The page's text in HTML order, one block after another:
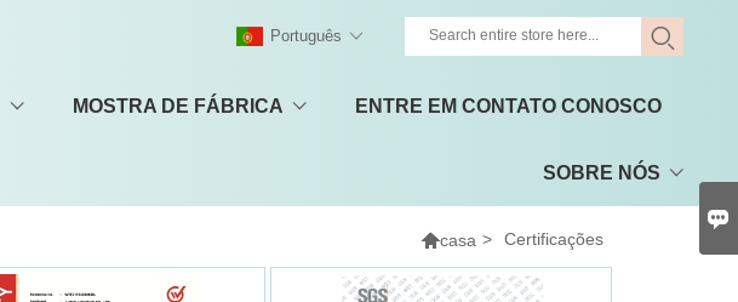
MOSTRA DE FÁBRICA ENTRE EM CONTATO CONOSCO
SOBRE NÓS
Português
casa > Certificações
